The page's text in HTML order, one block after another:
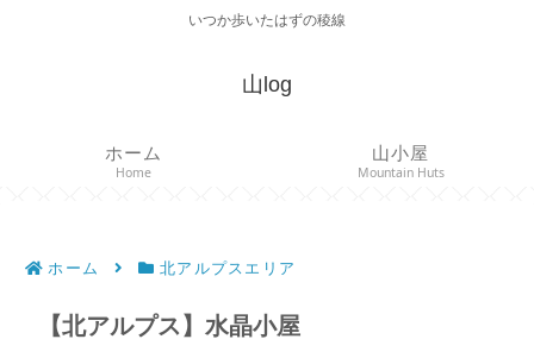
いつか歩いたはずの稜線
山log
ホーム
Home
山小屋
Mountain Huts
ホーム 北アルプスエリア
【北アルプス】水晶小屋